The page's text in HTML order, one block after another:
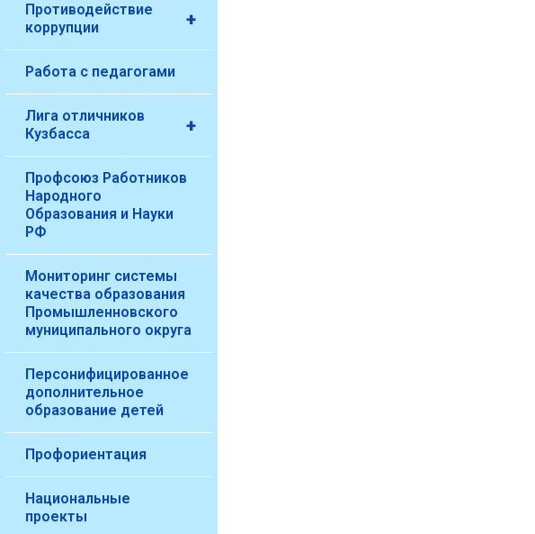
+
Противодействие
коррупции
Работа с педагогами
+
Лига отличников
Кузбасса
Профсоюз Работников
Народного
Образования и Науки
РФ
Мониторинг системы
качества образования
Промышленновского
муниципального округа
Персонифицированное
дополнительное
образование детей
Профориентация
Национальные
проекты